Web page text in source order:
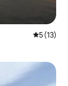
Ukadiriaji
5 (13)